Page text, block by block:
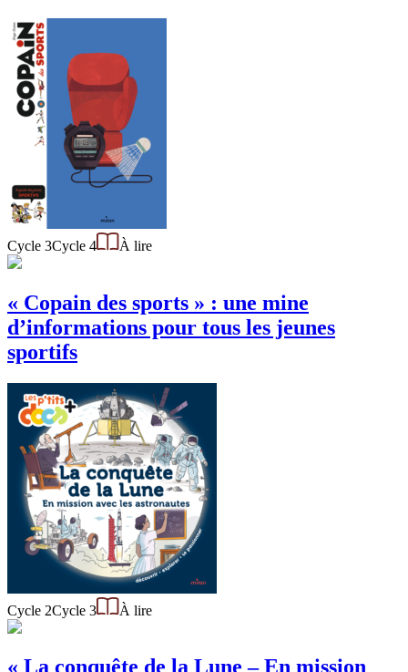
Cycle 3Cycle 4 À lire
« Copain des sports » : une mine
d’informations pour tous les jeunes
sportifs
Cycle 2Cycle 3 À lire
« La conquête de la Lune – En mission